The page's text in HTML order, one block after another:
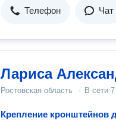
Телефон Чат
Лариса
Ростовская область · В сети